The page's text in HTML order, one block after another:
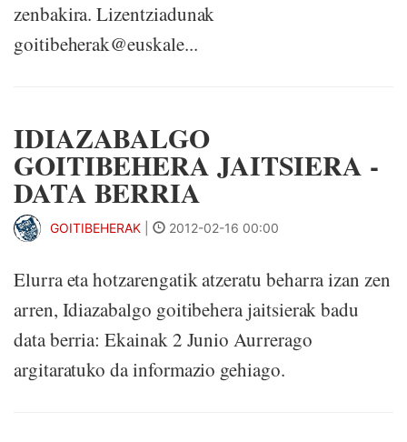
zenbakira. Lizentziadunak
goitibeherak@euskale...
IDIAZABALGO
GOITIBEHERA JAITSIERA -
DATA BERRIA
GOITIBEHERAK 2012-02-16 00:00
Elurra eta hotzarengatik atzeratu beharra izan zen
arren, Idiazabalgo goitibehera jaitsierak badu
data berria: Ekainak 2 Junio Aurrerago
argitaratuko da informazio gehiago.